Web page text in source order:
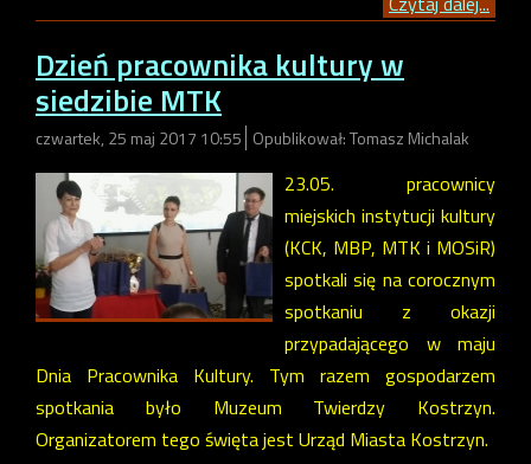
Dzień pracownika kultury w
siedzibie MTK
czwartek, 25 maj 2017 10:55 Opublikował: Tomasz Michalak
23.05. pracownicy
miejskich instytucji kultury
(KCK, MBP, MTK i MOSiR)
spotkali się na corocznym
spotkaniu z okazji
przypadającego w maju
Dnia Pracownika Kultury. Tym razem gospodarzem
spotkania było Muzeum Twierdzy Kostrzyn.
Organizatorem tego święta jest Urząd Miasta Kostrzyn.